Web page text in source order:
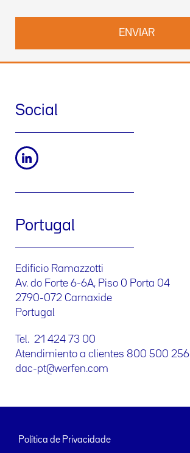
Social
Portugal
Edificio Ramazzotti
Av. do Forte 6-6A, Piso 0 Porta 04
2790-072 Carnaxide
Portugal
Tel. 21 424 73 00
Atendimiento a clientes 800 500 256
dac-pt@werfen.com
Política de Privacidade